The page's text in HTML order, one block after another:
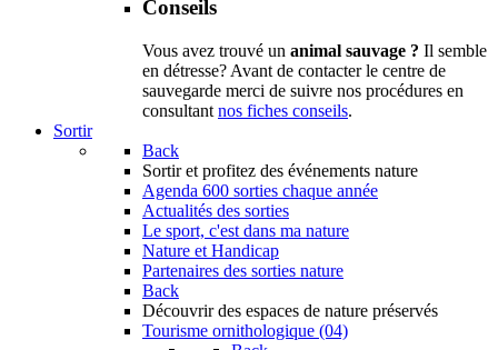
Conseils
Vous avez trouvé un animal sauvage ? Il semble
en détresse? Avant de contacter le centre de
sauvegarde merci de suivre nos procédures en
consultant nos fiches conseils.
Sortir
Back
Sortir et profitez des événements nature
Agenda 600 sorties chaque année
Actualités des sorties
Le sport, c'est dans ma nature
Nature et Handicap
Partenaires des sorties nature
Back
Découvrir des espaces de nature préservés
Tourisme ornithologique (04)